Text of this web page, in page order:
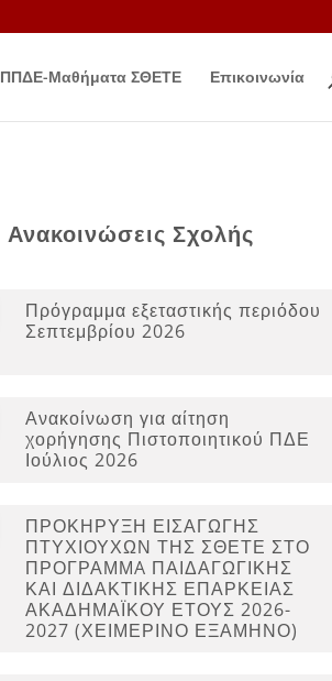
ΠΠΔΕ-Μαθήματα ΣΘΕΤΕ Επικοινωνία
Ανακοινώσεις Σχολής
Πρόγραμμα εξεταστικής περιόδου
Σεπτεμβρίου 2026
Ανακοίνωση για αίτηση
χορήγησης Πιστοποιητικού ΠΔΕ
Ιούλιος 2026
ΠΡΟΚΗΡΥΞΗ ΕΙΣΑΓΩΓΗΣ
ΠΤΥΧΙΟΥΧΩΝ ΤΗΣ ΣΘΕΤΕ ΣΤΟ
ΠΡΟΓΡΑΜΜA ΠΑΙΔΑΓΩΓΙΚΗΣ
ΚΑΙ ΔΙΔΑΚΤΙΚΗΣ ΕΠΑΡΚΕΙΑΣ
ΑΚΑΔΗΜΑΪΚΟΥ ΕΤΟΥΣ 2026-
2027 (ΧΕΙΜΕΡΙΝΟ ΕΞΑΜΗΝΟ)